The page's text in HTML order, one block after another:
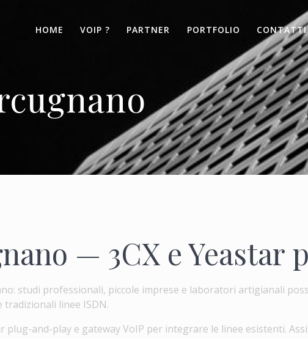
HOME VOIP ? PARTNER PORTFOLIO CONTATTI
— 3CX e Yeastar
studi professionali, piccole imprese e laboratori artigianali
linee ISDN.
and-play e gateway VoIP per integrare le linee esistenti.